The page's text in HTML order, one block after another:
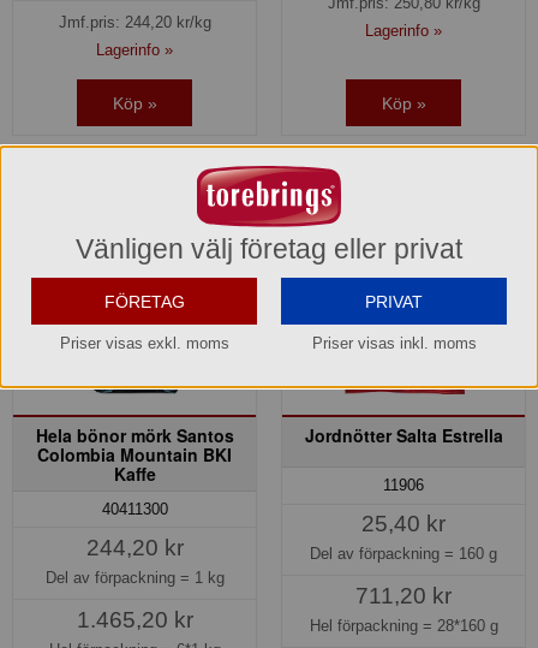
Jmf.pris: 244,20kr/kg
Lagerinfo »
Köp »
Lagerinfo »
Köp »
Hela bönor mörk Santos
Colombia Mountain BKI
Kaffe
40411300
244,20 kr
Del av förpackning = 1 kg
1.465,20 kr
Jordnötter Salta Estrella
11906
25,40 kr
Del av förpackning = 160 g
711,20 kr
Hel förpackning = 28*160 g
Vänligen välj företag eller privat
FÖRETAG
Priser visas exkl. moms
PRIVAT
Priser visas inkl. moms